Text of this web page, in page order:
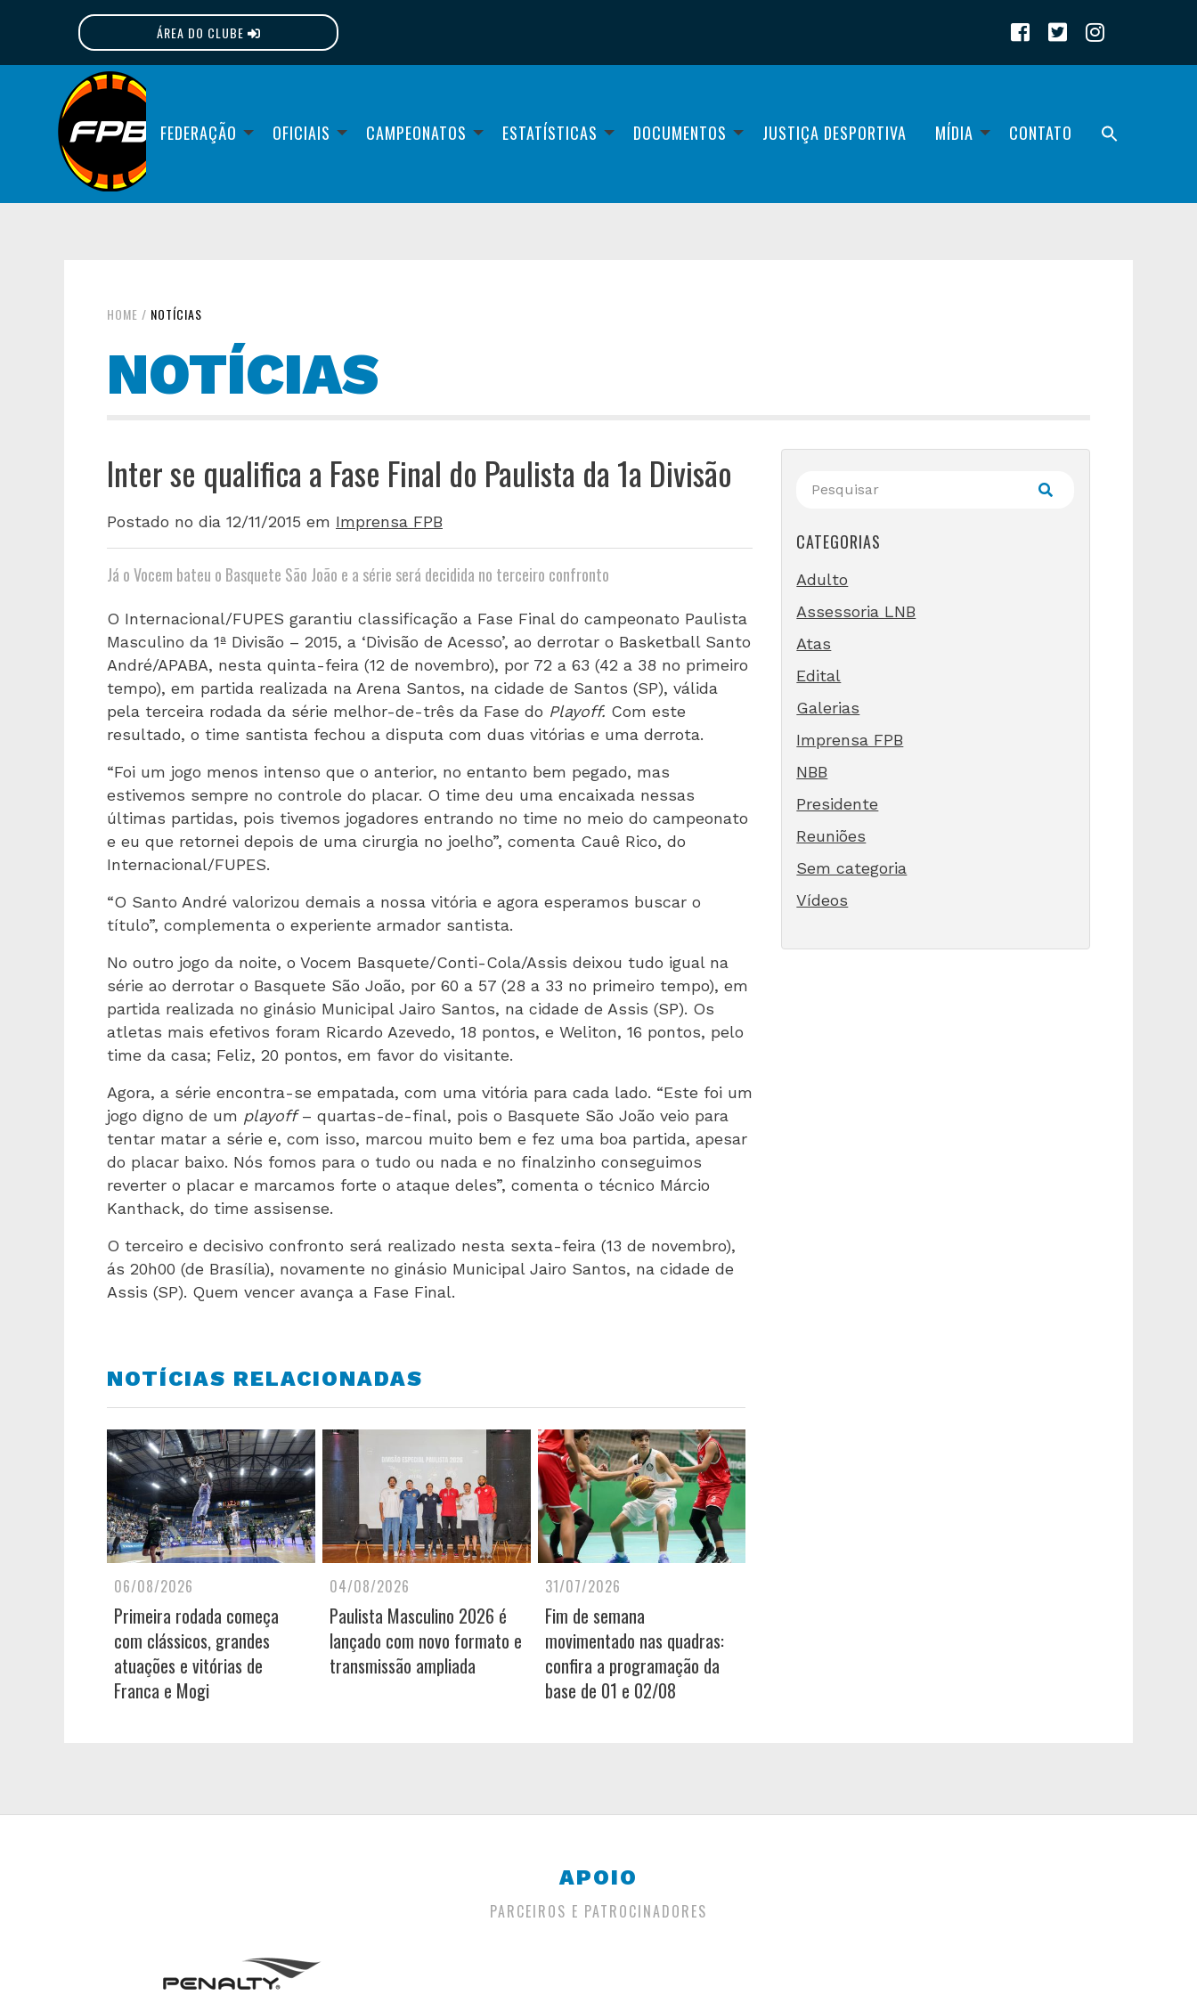
ÁREA DO CLUBE
FEDERAÇÃO OFICIAIS CAMPEONATOS ESTATÍSTICAS DOCUMENTOS JUSTIÇA DESPORTIVA MÍDIA CONTATO
HOME / NOTÍCIAS
NOTÍCIAS
Inter se qualifica a Fase Final do Paulista da 1a Divisão
Postado no dia 12/11/2015 em Imprensa FPB
Já o Vocem bateu o Basquete São João e a série será decidida no terceiro confronto
O Internacional/FUPES garantiu classificação a Fase Final do campeonato Paulista
Masculino da 1ª Divisão – 2015, a ‘Divisão de Acesso’, ao derrotar o Basketball Santo
André/APABA, nesta quinta-feira (12 de novembro), por 72 a 63 (42 a 38 no primeiro
tempo), em partida realizada na Arena Santos, na cidade de Santos (SP), válida
pela terceira rodada da série melhor-de-três da Fase do Playoff. Com este
resultado, o time santista fechou a disputa com duas vitórias e uma derrota.
“Foi um jogo menos intenso que o anterior, no entanto bem pegado, mas
estivemos sempre no controle do placar. O time deu uma encaixada nessas
últimas partidas, pois tivemos jogadores entrando no time no meio do campeonato
e eu que retornei depois de uma cirurgia no joelho”, comenta Cauê Rico, do
Internacional/FUPES.
“O Santo André valorizou demais a nossa vitória e agora esperamos buscar o
título”, complementa o experiente armador santista.
No outro jogo da noite, o Vocem Basquete/Conti-Cola/Assis deixou tudo igual na
série ao derrotar o Basquete São João, por 60 a 57 (28 a 33 no primeiro tempo), em
partida realizada no ginásio Municipal Jairo Santos, na cidade de Assis (SP). Os
atletas mais efetivos foram Ricardo Azevedo, 18 pontos, e Weliton, 16 pontos, pelo
time da casa; Feliz, 20 pontos, em favor do visitante.
Agora, a série encontra-se empatada, com uma vitória para cada lado. “Este foi um
jogo digno de um playoff– quartas-de-final, pois o Basquete São João veio para
tentar matar a série e, com isso, marcou muito bem e fez uma boa partida, apesar
do placar baixo. Nós fomos para o tudo ou nada e no finalzinho conseguimos
reverter o placar e marcamos forte o ataque deles”, comenta o técnico Márcio
Kanthack, do time assisense.
O terceiro e decisivo confronto será realizado nesta sexta-feira (13 de novembro),
ás 20h00 (de Brasília), novamente no ginásio Municipal Jairo Santos, na cidade de
Assis (SP). Quem vencer avança a Fase Final.
NOTÍCIAS RELACIONADAS
06/08/2026
Primeira rodada começa
com clássicos, grandes
atuações e vitórias de
Franca e Mogi
04/08/2026
Paulista Masculino 2026 é
lançado com novo formato e
transmissão ampliada
31/07/2026
Fim de semana
movimentado nas quadras:
confira a programação da
base de 01 e 02/08
CATEGORIAS
Adulto
Assessoria LNB
Atas
Edital
Galerias
Imprensa FPB
NBB
Presidente
Reuniões
Sem categoria
Vídeos
APOIO
PARCEIROS E PATROCINADORES